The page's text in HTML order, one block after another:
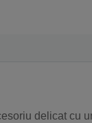
delicat cu